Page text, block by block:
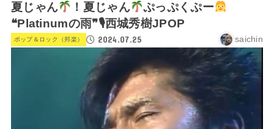
夏じゃん ！夏じゃん
ぷっぷくぷー
❝Platinumの雨❞🎙西城秀樹JPOP
ポップ＆ロック（邦楽） 2024.07.25 saichin